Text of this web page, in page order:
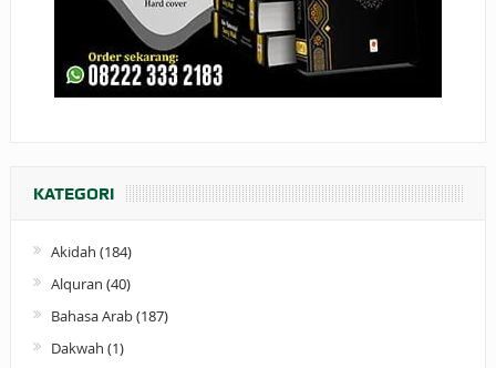
KATEGORI
Akidah (184)
Alquran (40)
Bahasa Arab(187)
Dakwah (1)